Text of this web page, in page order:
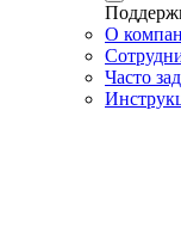
О
Часто